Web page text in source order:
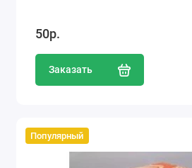
50р.
Заказать
Популярный